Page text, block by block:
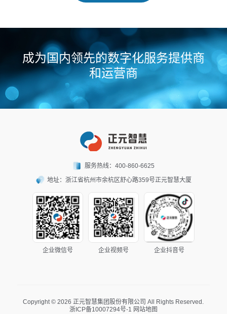
成为国内领先的数字化服务提供商
和运营商
服务热线： 400-860-6625
地址：浙江省杭州市余杭区舒心路359号正元智慧大厦
企业微信号 企业视频号 企业抖音号
Copyright © 2026 正元智慧集团股份有限公司 All Rights Reserved.
浙ICP备10007294号-1 网站地图